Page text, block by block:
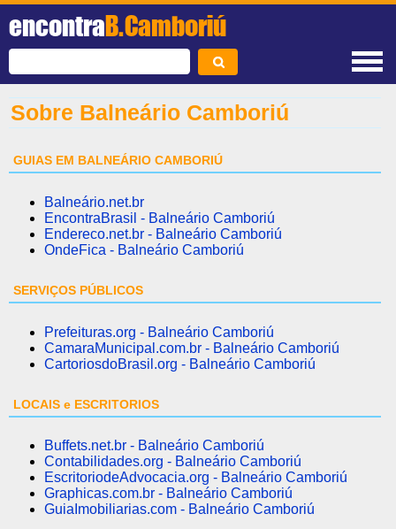
encontraB.Camboriú
Sobre Balneário Camboriú
GUIAS EM BALNEÁRIO CAMBORIÚ
Balneário.net.br
EncontraBrasil - Balneário Camboriú
Endereco.net.br - Balneário Camboriú
OndeFica - Balneário Camboriú
SERVIÇOS PÚBLICOS
Prefeituras.org - Balneário Camboriú
CamaraMunicipal.com.br - Balneário Camboriú
CartoriosdoBrasil.org - Balneário Camboriú
LOCAIS e ESCRITORIOS
Buffets.net.br - Balneário Camboriú
Contabilidades.org - Balneário Camboriú
EscritoriodeAdvocacia.org - Balneário Camboriú
Graphicas.com.br - Balneário Camboriú
GuiaImobiliarias.com - Balneário Camboriú